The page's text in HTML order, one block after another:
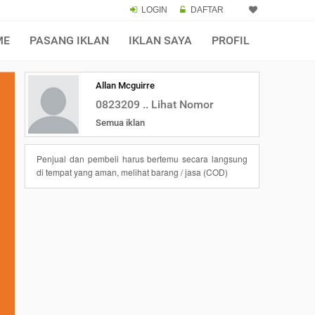
LOGIN DAFTAR
PASANG IKLAN IKLAN SAYA PROFIL
Allan Mcguirre
0823209 .. Lihat Nomor
Semua iklan
Penjual dan pembeli harus bertemu secara langsung
di tempat yang aman, melihat barang / jasa (COD)